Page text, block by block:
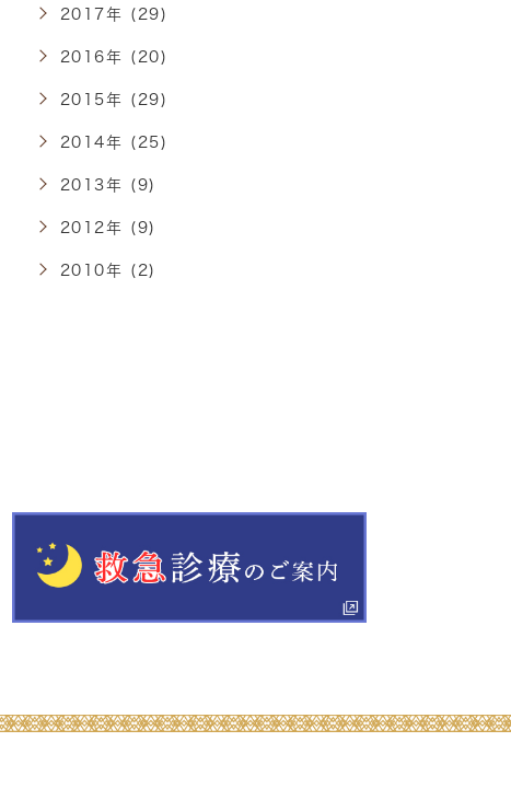
2017年 (29)
2016年 (20)
2015年 (29)
2014年 (25)
2013年 (9)
2012年 (9)
2010年 (2)